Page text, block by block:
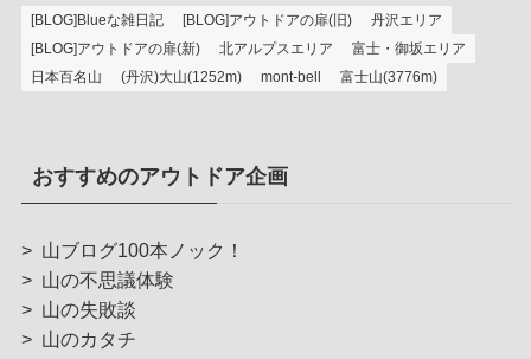
[BLOG]Blueな雑日記 [BLOG]アウトドアの扉(旧)
丹沢エリア
[BLOG]アウトドアの扉(新)
北アルプスエリア
富士・御坂エリア
日本百名山
(丹沢)大山(1252m) mont-bell 富士山(3776m)
おすすめのアウトドア企画
> 山ブログ100本ノック！
> 山の不思議体験
> 山の失敗談
> 山のカタチ